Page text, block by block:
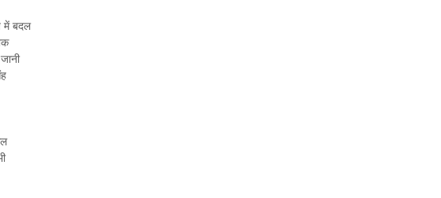
में बदल